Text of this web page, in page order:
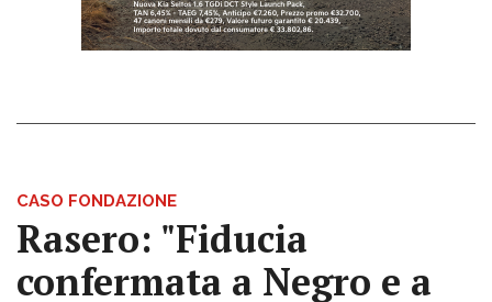
CASO FONDAZIONE
Rasero: "Fiducia
confermata a Negro e a